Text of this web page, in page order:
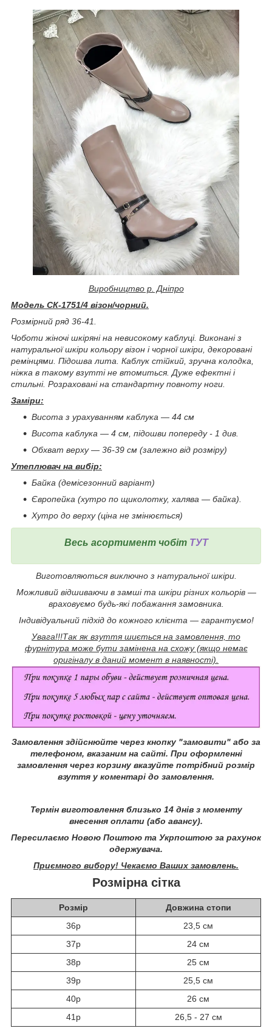
Виробництво р. Дніпро
Модель СК-1751/4 візон/чорний.
Розмірний ряд 36-41.
Чоботи жіночі шкіряні на невисокому каблуці. Виконані з
натуральної шкіри кольору візон і чорної шкіри, декоровані
ремінцями. Підошва лита. Каблук стійкий, зручна колодка,
ніжка в такому взутті не втомиться. Дуже ефектні і
стильні. Розраховані на стандартну повноту ноги.
Заміри:
Висота з урахуванням каблука ― 44 см
Висота каблука ― 4 см, підошви попереду - 1 див.
Обхват верху ― 36-39 см (залежно від розміру)
Утеплювач на вибір:
Байка (демісезонний варіант)
Європейка (хутро по щиколотку, халява ― байка).
Хутро до верху (ціна не змінюється)
Весь асортимент чобіт ТУТ
Виготовляються виключно з натуральної шкіри.
Можливий відшиваючи в замші та шкіри різних кольорів ―
враховуємо будь-які побажання замовника.
Індивідуальний підхід до кожного клієнта ― гарантуємо!
Увага!!!Так як взуття шиється на замовлення, то
фурнітура може бути замінена на схожу (якщо немає
оригіналу в даний момент в наявності).
Замовлення здійснюйте через кнопку "замовити" або за
телефоном, вказаним на сайті. При оформленні
замовлення через корзину вказуйте потрібний розмір
взуття у коментарі до замовлення.
Термін виготовлення близько 14 днів з моменту
внесення оплати (або авансу).
Пересилаємо Новою Поштою та Укрпоштою за рахунок
одержувача.
Приємного вибору! Чекаємо Ваших замовлень.
Розмірна сітка
Розмір
Довжина стопи
36р
23,5 см
37р
24 см
38р
25 см
39р
25,5 см
40р
26 см
41р
26,5 - 27 см